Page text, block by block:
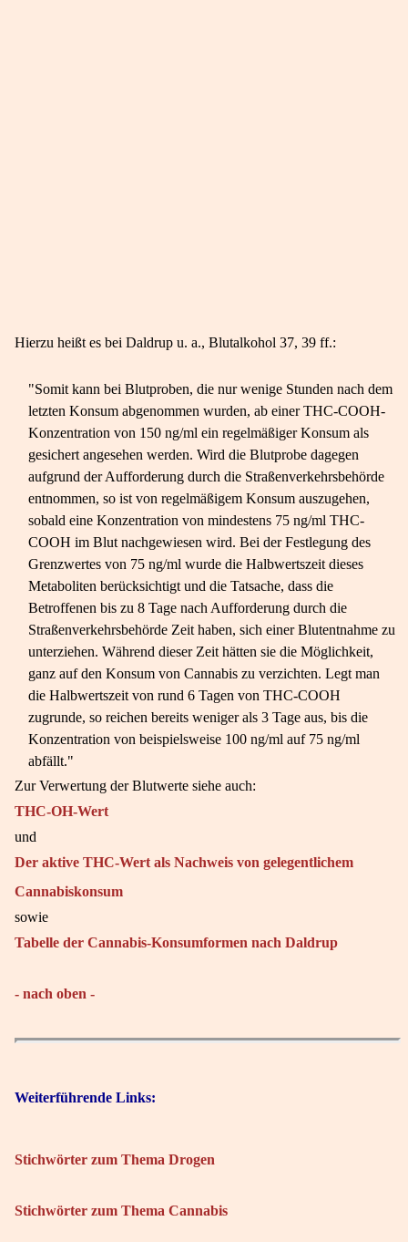
Hierzu heißt es bei Daldrup u. a., Blutalkohol 37, 39 ff.:
"Somit kann bei Blutproben, die nur wenige Stunden nach dem
letzten Konsum abgenommen wurden, ab einer THC-COOH-
Konzentration von 150 ng/ml ein regelmäßiger Konsum als
gesichert angesehen werden. Wird die Blutprobe dagegen
aufgrund der Aufforderung durch die Straßenverkehrsbehörde
entnommen, so ist von regelmäßigem Konsum auszugehen,
sobald eine Konzentration von mindestens 75 ng/ml THC-
COOH im Blut nachgewiesen wird. Bei der Festlegung des
Grenzwertes von 75 ng/ml wurde die Halbwertszeit dieses
Metaboliten berücksichtigt und die Tatsache, dass die
Betroffenen bis zu 8 Tage nach Aufforderung durch die
Straßenverkehrsbehörde Zeit haben, sich einer Blutentnahme zu
unterziehen. Während dieser Zeit hätten sie die Möglichkeit,
ganz auf den Konsum von Cannabis zu verzichten. Legt man
die Halbwertszeit von rund 6 Tagen von THC-COOH
zugrunde, so reichen bereits weniger als 3 Tage aus, bis die
Konzentration von beispielsweise 100 ng/ml auf 75 ng/ml
abfällt."
Zur Verwertung der Blutwerte siehe auch:
THC-OH-Wert
und
Der aktive THC-Wert als Nachweis von gelegentlichem
Cannabiskonsum
sowie
Tabelle der Cannabis-Konsumformen nach Daldrup
- nach oben -
Weiterführende Links:
Stichwörter zum Thema Drogen
Stichwörter zum Thema Cannabis